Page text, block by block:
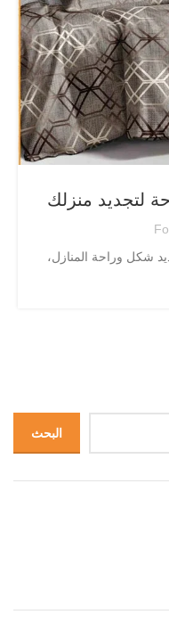
لتجديد منزلك
شكل وراحة المنازل،
البحث